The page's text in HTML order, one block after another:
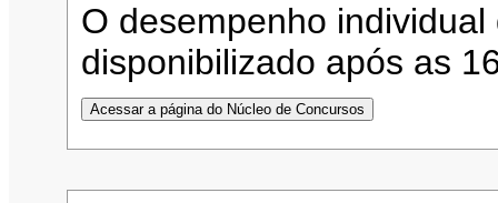
O desempenho
disponibilizado após as